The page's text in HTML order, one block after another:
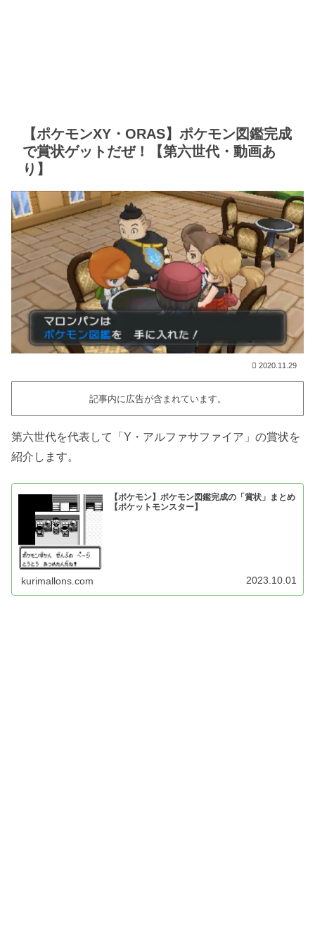
【ポケモンXY・ORAS】ポケモン図鑑完成
で賞状ゲットだぜ！【第六世代・動画あ
り】
2020.11.29
記事内に広告が含まれています。
第六世代を代表して「Y・アルファサファイア」の賞状を
紹介します。
【ポケモン】ポケモン図鑑完成の「賞状」まとめ
【ポケットモンスター】
kurimallons.com 2023.10.01